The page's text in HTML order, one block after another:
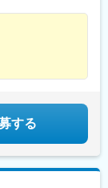
越ブロック（茨
ロック（東京・神
・岐阜・三重・静
京都・滋賀・奈
・島根・山口・岡
・沖縄）【3】地
ない範囲」※自宅
あり
する